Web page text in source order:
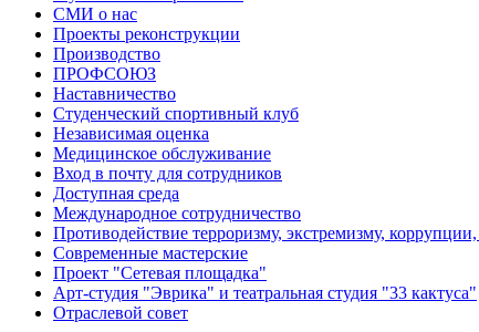
СМИ о нас
Проекты реконструкции
Производство
ПРОФСОЮЗ
Наставничество
Студенческий спортивный клуб
Независимая оценка
Медицинское обслуживание
Вход в почту для сотрудников
Доступная среда
Международное сотрудничество
Противодействие терроризму, экстремизму,
Современные мастерские
Проект "Сетевая площадка"
Арт-студия "Эврика" и театральная студия "33 кактуса"
Отраслевой совет